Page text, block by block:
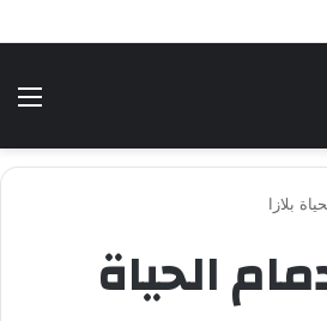
بلازا
الحياة